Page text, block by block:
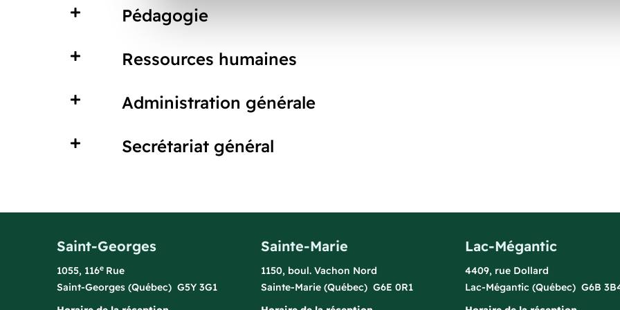
Pédagogie
Ressources humaines
Administration générale
Secrétariat général
Saint-Georges
1055, 116e Rue
Saint-Georges (Québec) G5Y 3G1
Sainte-Marie
1150, boul. Vachon Nord
Sainte-Marie (Québec) G6E 0R1
Lac-Mégantic
4409, rue Dollard
Lac-Mégantic (Québec) G6B